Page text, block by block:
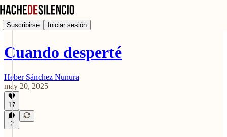
Suscribirse Iniciar sesión
Cuando desperté
Heber Sánchez Nunura
may 20, 2025
17
2